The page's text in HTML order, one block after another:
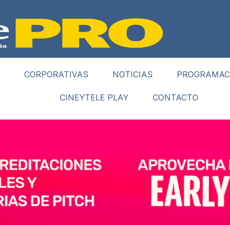
CORPORATIVAS NOTICIAS
CINEYTELE PLAY CONTACTO